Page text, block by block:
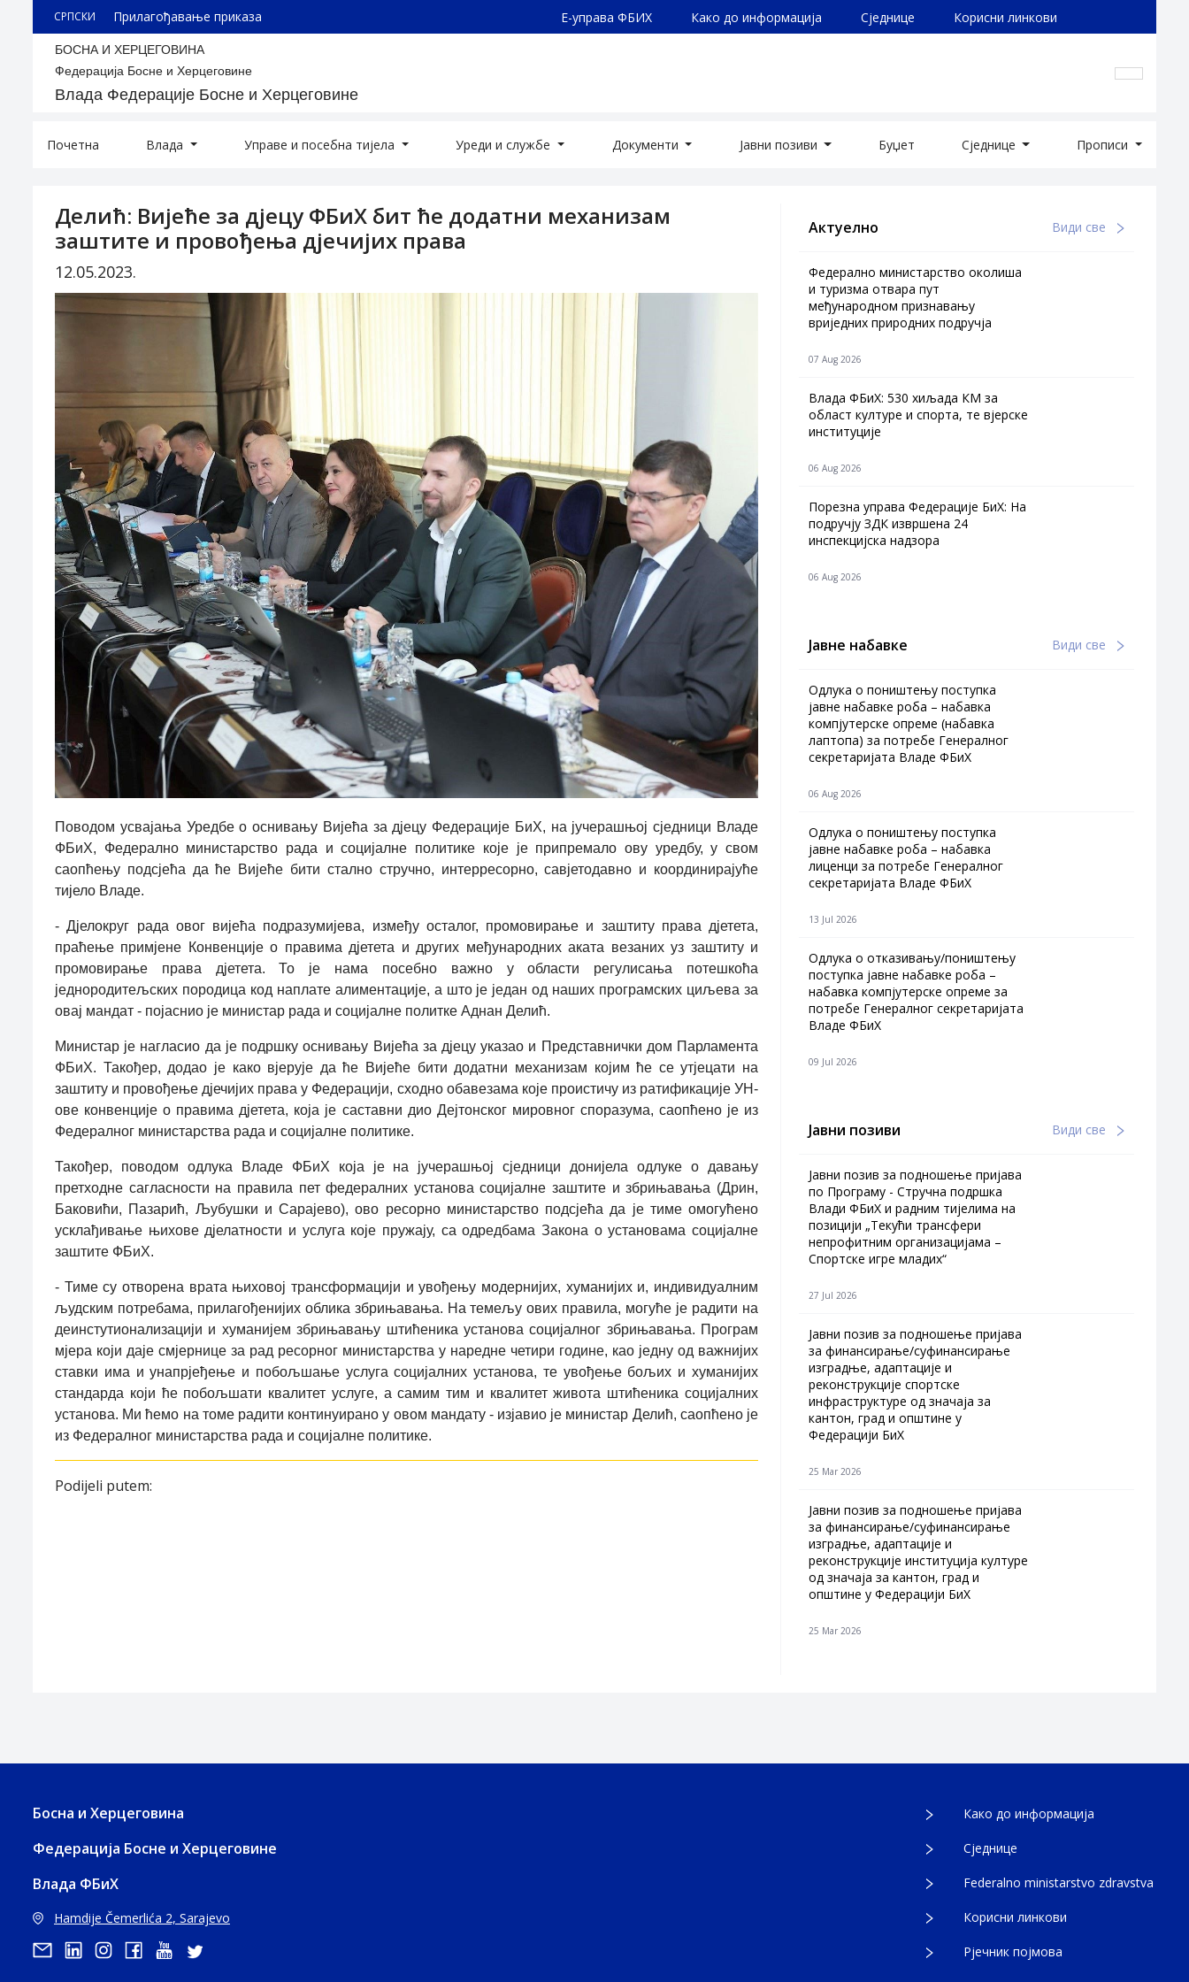
СРПСКИ Прилагођавање приказа Е-управа ФБИХ Како до информација Сједнице Корисни линкови
БОСНА И ХЕРЦЕГОВИНА
Федерација Босне и Херцеговине
Влада Федерације Босне и Херцеговине
Почетна Влада Управе и посебна тијела Уреди и службе Документи Јавни позиви Буџет Сједнице Прописи
Делић: Вијеће за дјецу ФБиХ бит ће додатни механизам
заштите и провођења дјечијих права
12.05.2023.
Поводом усвајања Уредбе о оснивању Вијећа за дјецу Федерације БиХ, на јучерашњој сједници Владе
ФБиХ, Федерално министарство рада и социјалне политике које је припремало ову уредбу, у свом
саопћењу подсјећа да ће Вијеће бити стално стручно, интерресорно, савјетодавно и координирајуће
тијело Владе.
- Дјелокруг рада овог вијећа подразумијева, између осталог, промовирање и заштиту права дјетета,
праћење примјене Конвенције о правима дјетета и других међународних аката везаних уз заштиту и
промовирање права дјетета. То је нама посебно важно у области регулисања потешкоћа
једнородитељских породица код наплате алиментације, а што је један од наших програмских циљева за
овај мандат - појаснио је министар рада и социјалне политке Аднан Делић.
Министар је нагласио да је подршку оснивању Вијећа за дјецу указао и Представнички дом Парламента
ФБиХ. Такођер, додао је како вјерује да ће Вијеће бити додатни механизам којим ће се утјецати на
заштиту и провођење дјечијих права у Федерацији, сходно обавезама које проистичу из ратификације УН-
ове конвенције о правима дјетета, која је саставни дио Дејтонског мировног споразума, саопћено је из
Федералног министарства рада и социјалне политике.
Такођер, поводом одлука Владе ФБиХ која је на јучерашњој сједници донијела одлуке о давању
претходне сагласности на правила пет федералних установа социјалне заштите и збрињавања (Дрин,
Баковићи, Пазарић, Љубушки и Сарајево), ово ресорно министарство подсјећа да је тиме омогућено
усклађивање њихове дјелатности и услуга које пружају, са одредбама Закона о установама социјалне
заштите ФБиХ.
- Тиме су отворена врата њиховој трансформацији и увођењу модернијих, хуманијих и, индивидуалним
људским потребама, прилагођенијих облика збрињавања. На темељу ових правила, могуће је радити на
деинстутионализацији и хуманијем збрињавању штићеника установа социјалног збрињавања. Програм
мјера који даје смјернице за рад ресорног министарства у наредне четири године, као једну од важнијих
ставки има и унапрјеђење и побољшање услуга социјалних установа, те увођење бољих и хуманијих
стандарда који ће побољшати квалитет услуге, а самим тим и квалитет живота штићеника социјалних
установа. Ми ћемо на томе радити континуирано у овом мандату - изјавио је министар Делић, саопћено је
из Федералног министарства рада и социјалне политике.
Podijeli putem:
Актуелно Види све
Федерално министарство околиша
и туризма отвара пут
међународном признавању
вриједних природних подручја
07 Aug 2026
Влада ФБиХ: 530 хиљада КМ за
област културе и спорта, те вјерске
институције
06 Aug 2026
Порезна управа Федерације БиХ: На
подручју ЗДК извршена 24
инспекцијска надзора
06 Aug 2026
Јавне набавке Види све
Одлука о поништењу поступка
јавне набавке роба – набавка
компјутерске опреме (набавка
лаптопа) за потребе Генералног
секретаријата Владе ФБиХ
06 Aug 2026
Одлука о поништењу поступка
јавне набавке роба – набавка
лиценци за потребе Генералног
секретаријата Владе ФБиХ
13 Jul 2026
Одлука о отказивању/поништењу
поступка јавне набавке роба –
набавка компјутерске опреме за
потребе Генералног секретаријата
Владе ФБиХ
09 Jul 2026
Јавни позиви Види све
Јавни позив за подношење пријава
по Програму - Стручна подршка
Влади ФБиХ и радним тијелима на
позицији „Текући трансфери
непрофитним организацијама –
Спортске игре младих“
27 Jul 2026
Jавни позив за подношење пријава
за финансирање/суфинансирање
изградње, адаптације и
реконструкције спортске
инфраструктуре од значаја за
кантон, град и општине у
Федерацији БиХ
25 Mar 2026
Јавни позив за подношење пријава
за финансирање/суфинансирање
изградње, адаптације и
реконструкције институција културе
од значаја за кантон, град и
општине у Федерацији БиХ
25 Mar 2026
Босна и Херцеговина
Федерација Босне и Херцеговине
Влада ФБиХ
Hamdije Čemerlića 2, Sarajevo
Како до информација
Сједнице
Federalno ministarstvo zdravstva
Корисни линкови
Рјечник појмова